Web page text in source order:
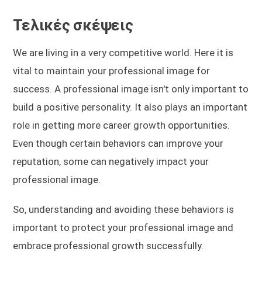
Τελικές σκέψεις
We are living in a very competitive world. Here it is
vital to maintain your professional image for
success. A professional image isn't only important to
build a positive personality. It also plays an important
role in getting more career growth opportunities.
Even though certain behaviors can improve your
reputation, some can negatively impact your
professional image.
So, understanding and avoiding these behaviors is
important to protect your professional image and
embrace professional growth successfully.